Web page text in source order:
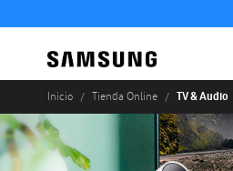
Inicio Tienda Online TV & Audio